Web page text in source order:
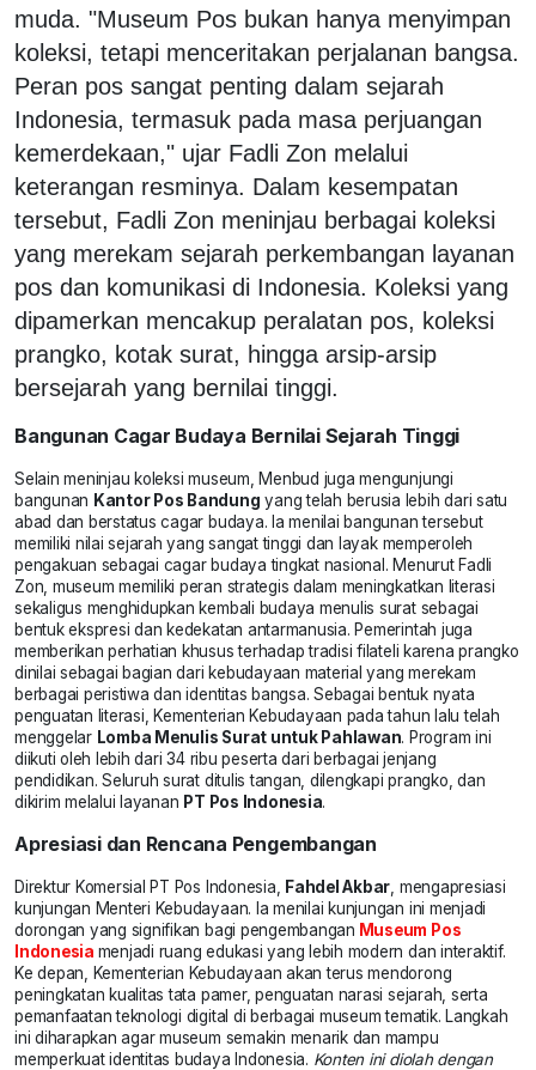
muda. "Museum Pos bukan hanya menyimpan
koleksi, tetapi menceritakan perjalanan bangsa.
Peran pos sangat penting dalam sejarah
Indonesia, termasuk pada masa perjuangan
kemerdekaan," ujar Fadli Zon melalui
keterangan resminya. Dalam kesempatan
tersebut, Fadli Zon meninjau berbagai koleksi
yang merekam sejarah perkembangan layanan
pos dan komunikasi di Indonesia. Koleksi yang
dipamerkan mencakup peralatan pos, koleksi
prangko, kotak surat, hingga arsip-arsip
bersejarah yang bernilai tinggi.
Bangunan Cagar Budaya Bernilai Sejarah Tinggi
Selain meninjau koleksi museum, Menbud juga mengunjungi
bangunan Kantor Pos Bandung yang telah berusia lebih dari satu
abad dan berstatus cagar budaya. Ia menilai bangunan tersebut
memiliki nilai sejarah yang sangat tinggi dan layak memperoleh
pengakuan sebagai cagar budaya tingkat nasional. Menurut Fadli
Zon, museum memiliki peran strategis dalam meningkatkan literasi
sekaligus menghidupkan kembali budaya menulis surat sebagai
bentuk ekspresi dan kedekatan antarmanusia. Pemerintah juga
memberikan perhatian khusus terhadap tradisi filateli karena prangko
dinilai sebagai bagian dari kebudayaan material yang merekam
berbagai peristiwa dan identitas bangsa. Sebagai bentuk nyata
penguatan literasi, Kementerian Kebudayaan pada tahun lalu telah
menggelar Lomba Menulis Surat untuk Pahlawan. Program ini
diikuti oleh lebih dari 34 ribu peserta dari berbagai jenjang
pendidikan. Seluruh surat ditulis tangan, dilengkapi prangko, dan
dikirim melalui layanan PT Pos Indonesia.
Apresiasi dan Rencana Pengembangan
Direktur Komersial PT Pos Indonesia, Fahdel Akbar , mengapresiasi
kunjungan Menteri Kebudayaan. Ia menilai kunjungan ini menjadi
dorongan yang signifikan bagi pengembangan Museum Pos
Indonesia menjadi ruang edukasi yang lebih modern dan interaktif.
Ke depan, Kementerian Kebudayaan akan terus mendorong
peningkatan kualitas tata pamer, penguatan narasi sejarah, serta
pemanfaatan teknologi digital di berbagai museum tematik. Langkah
ini diharapkan agar museum semakin menarik dan mampu
memperkuat identitas budaya Indonesia. Konten ini diolah dengan